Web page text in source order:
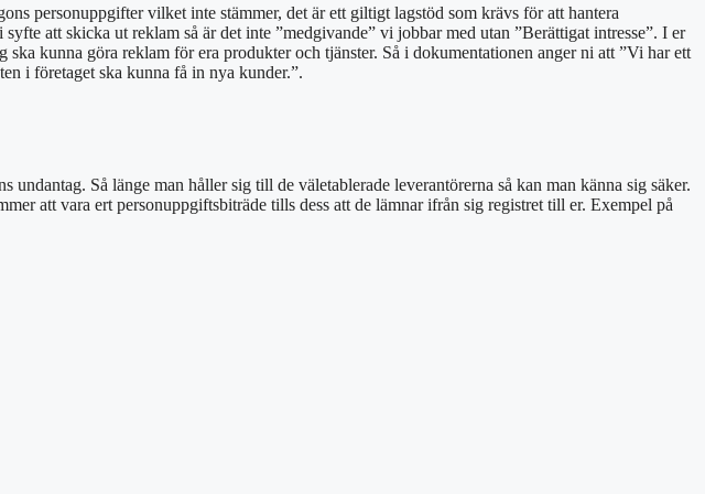
personuppgifter vilket inte stämmer, det är ett giltigt lagstöd som krävs för att hantera
att skicka ut reklam så är det inte ”medgivande” vi jobbar med utan ”Berättigat intresse”. I er
kunna göra reklam för era produkter och tjänster. Så i dokumentationen anger ni att ”Vi har ett
i företaget ska kunna få in nya kunder.”.
Så länge man håller sig till de väletablerade leverantörerna så kan man känna sig säker.
att vara ert personuppgiftsbiträde tills dess att de lämnar ifrån sig registret till er. Exempel på